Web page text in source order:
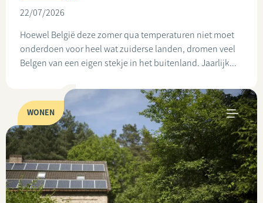
22/07/2026
Hoewel België deze zomer qua temperaturen niet moet
onderdoen voor heel wat zuiderse landen, dromen veel
Belgen van een eigen stekje in het buitenland. Jaarlijk...
WONEN